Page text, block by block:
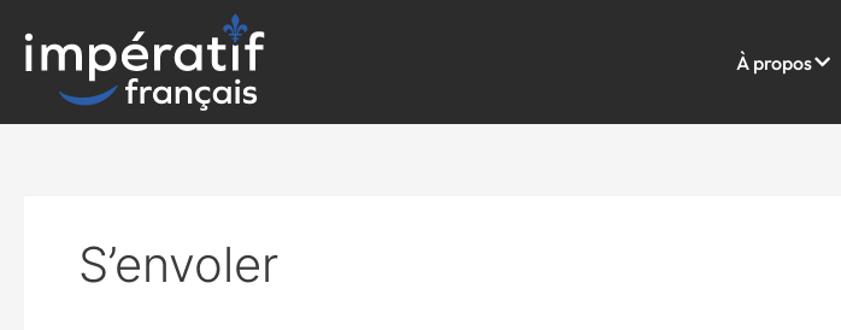
contenu
À propos
S’envoler